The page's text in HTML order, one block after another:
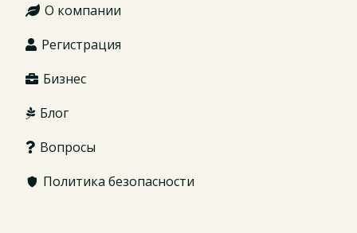
О компании
Регистрация
Бизнес
Блог
Вопросы
Политика безопасности